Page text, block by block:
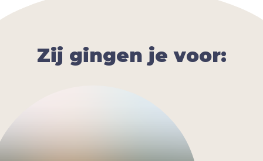
Zij gingen je voor: